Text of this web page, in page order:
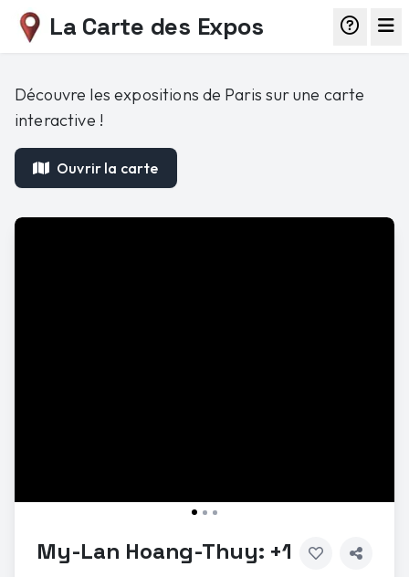
La Carte des Expos
Découvre les expositions de Paris sur une carte
interactive !
Ouvrir la carte
My-Lan Hoang-Thuy: +1